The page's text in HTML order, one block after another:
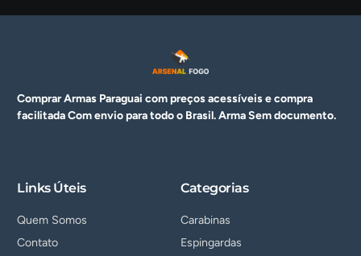
Comprar Armas Paraguai com preços acessíveis e compra
facilitada Com envio para todo o Brasil. ArmaSem documento.
Links Úteis
Quem Somos
Contato
Categorias
Carabinas
Espingardas